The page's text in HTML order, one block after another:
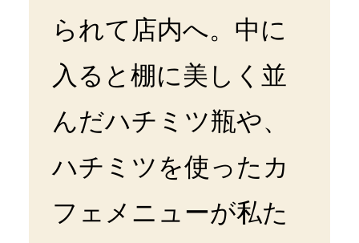
られて店内へ。中に
入ると棚に美しく並
んだハチミツ瓶や、
ハチミツを使ったカ
フェメニューが私た